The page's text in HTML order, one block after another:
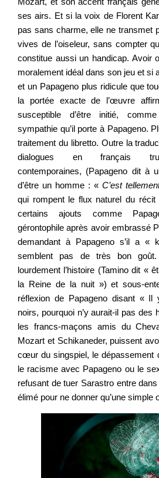
ses airs. Et si la voix de Florent
pas sans charme, elle ne transmet
vives de l’oiseleur, sans compter
constitue aussi un handicap. Avoir
moralement idéal dans son jeu et si
et un Papageno plus ridicule que
la portée exacte de l’œuvre
susceptible d’être initié,
sympathie qu’il porte à Papageno.
traitement du libretto. Outre la
dialogues en français
contemporaines, (Papageno dit à
d’être un homme : « C’est
qui rompent le flux naturel du récit
certains ajouts comme
gérontophile après avoir embrassé
demandant à Papageno s’il a «
semblent pas de très bon
lourdement l’histoire (Tamino dit «
la Reine de la nuit ») et sous-
réflexion de Papageno disant «
noirs, pourquoi n’y aurait-il pas des
les francs-maçons amis du
Mozart et Schikaneder, puissent
cœur du singspiel, le dépassement
le racisme avec Papageno ou le
refusant de tuer Sarastro entre
élimé pour ne donner qu’une